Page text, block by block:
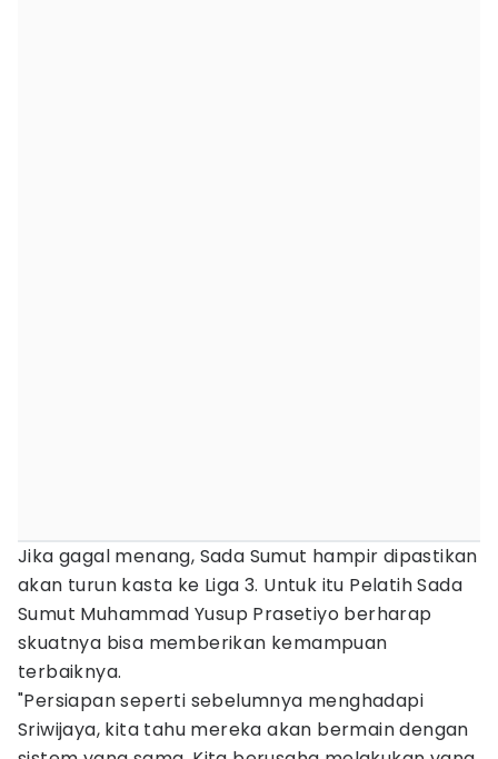
Jika gagal menang, Sada Sumut hampir dipastikan
akan turun kasta ke Liga 3. Untuk itu Pelatih Sada
Sumut Muhammad Yusup Prasetiyo berharap
skuatnya bisa memberikan kemampuan
terbaiknya.
"Persiapan seperti sebelumnya menghadapi
Sriwijaya, kita tahu mereka akan bermain dengan